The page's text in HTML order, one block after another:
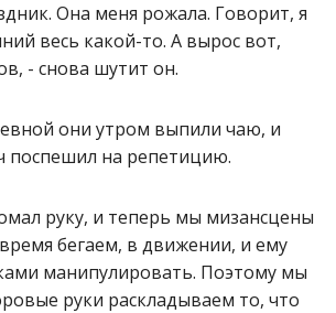
Она меня рожала. Говорит, я
весь какой-то. А вырос вот,
- снова шутит он.
они утром выпили чаю, и
поспешил на репетицию.
руку, и теперь мы мизансцены
бегаем, в движении, и ему
манипулировать. Поэтому мы
руки раскладываем то, что